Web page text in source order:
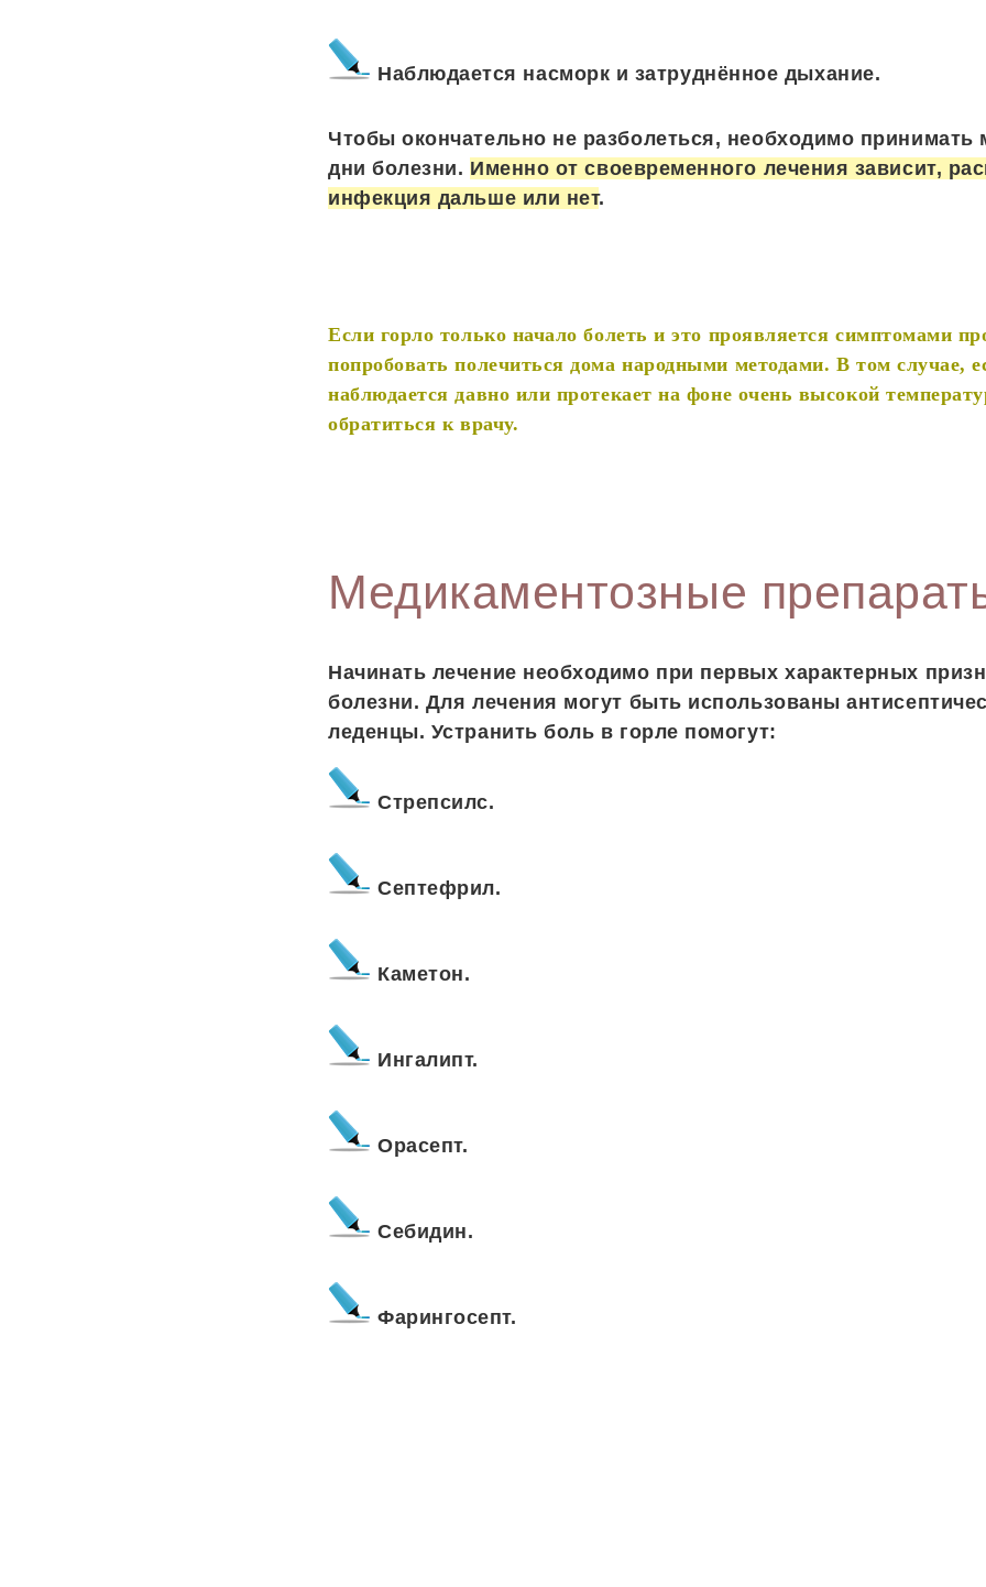
Наблюдается насморк и затруднённое дыхание.
Чтобы окончательно не разболеться, необходимо
дни болезни. Именно от своевременного лечения зависит,
инфекция дальше или нет.
Если горло только начало болеть и это проявляется симптомами
попробовать полечиться дома народными методами. В том случае,
наблюдается давно или протекает на фоне очень высокой
обратиться к врачу.
Медикаментозные
Начинать лечение необходимо при первых характерных
болезни. Для лечения могут быть использованы
леденцы. Устранить боль в горле помогут:
Стрепсилс.
Септефрил.
Каметон.
Ингалипт.
Орасепт.
Себидин.
Фарингосепт.